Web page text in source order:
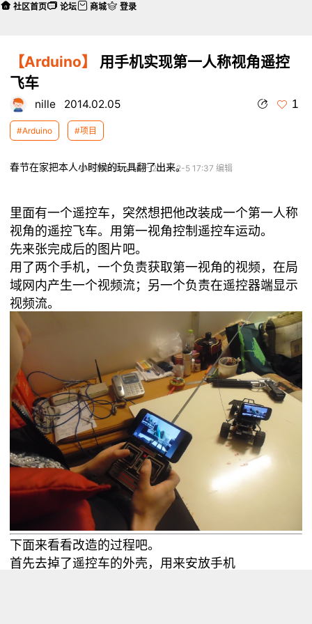
【Arduino】
用手机实现第一人称视角遥控
飞车
nille 2014.02.05 1
#Arduino #项目
本帖最后由 nille 于 2014-2-5 17:37 编辑
春节在家把本人小时候的玩具翻了出来。
里面有一个遥控车，突然想把他改装成一个第一人称
视角的遥控飞车。用第一视角控制遥控车运动。
先来张完成后的图片吧。
用了两个手机，一个负责获取第一视角的视频，在局
域网内产生一个视频流；另一个负责在遥控器端显示
视频流。
下面来看看改造的过程吧。
首先去掉了遥控车的外壳，用来安放手机
社区首页 论坛 商城 登录